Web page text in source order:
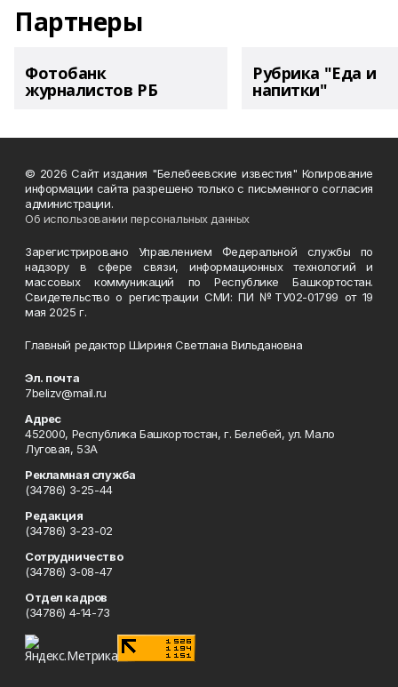
Партнеры
Фотобанк
журналистов РБ
Рубрика "Еда и
напитки"
© 2026 Сайт издания "Белебеевские известия" Копирование
информации сайта разрешено только с письменного согласия
администрации.
Об использовании персональных данных
Зарегистрировано Управлением Федеральной службы по
надзору в сфере связи, информационных технологий и
массовых коммуникаций по Республике Башкортостан.
Свидетельство о регистрации СМИ: ПИ №ТУ02-01799 от 19
мая 2025 г.
Главный редактор Шириня Светлана Вильдановна
Эл. почта
7belizv@mail.ru
Адрес
452000, Республика Башкортостан, г. Белебей, ул. Мало
Луговая, 53А
Рекламная служба
(34786) 3-25-44
Редакция
(34786) 3-23-02
Сотрудничество
(34786) 3-08-47
Отдел кадров
(34786) 4-14-73